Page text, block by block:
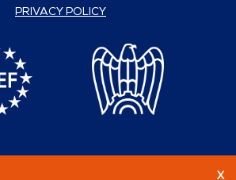
PRIVACY POLICY
X